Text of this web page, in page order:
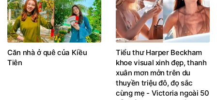
Căn nhà ở quê của Kiều
Tiên
Tiểu thư Harper Beckham
khoe visual xinh đẹp, thanh
xuân mơn mởn trên du
thuyền triệu đô, đọ sắc
cùng mẹ - Victoria ngoài 50